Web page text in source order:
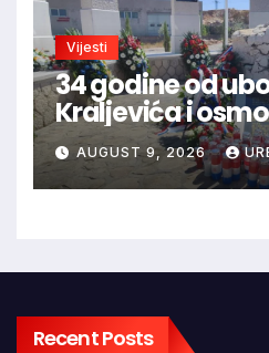
Vijesti
34 godine od
Kraljevića i
ovaca: Danas
sudski postupak
AUGUST 9, 2026
Recent Posts